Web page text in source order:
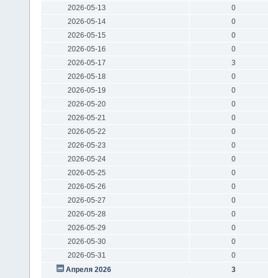
2026-05-13
0
2026-05-14
0
2026-05-15
0
2026-05-16
0
2026-05-17
3
2026-05-18
0
2026-05-19
0
2026-05-20
0
2026-05-21
0
2026-05-22
0
2026-05-23
0
2026-05-24
0
2026-05-25
0
2026-05-26
0
2026-05-27
0
2026-05-28
0
2026-05-29
0
2026-05-30
0
2026-05-31
0
Апреля 2026
3